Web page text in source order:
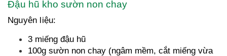
Đậu hũ kho sườn non chay
Nguyên liệu:
3 miếng đậu hũ
100g sườn non chay (ngâm mềm, cắt miếng vừa